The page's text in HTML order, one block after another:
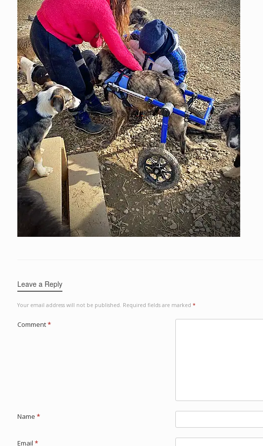
Leave a Reply
Your email address will not be published. Required fields are marked *
Comment*
Name *
Email *